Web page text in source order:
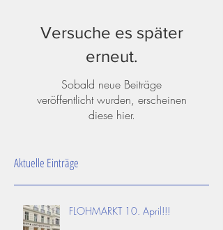
Versuche es später
erneut.
Sobald neue Beiträge
veröffentlicht wurden, erscheinen
diese hier.
Aktuelle Einträge
FLOHMARKT 10. April!!!